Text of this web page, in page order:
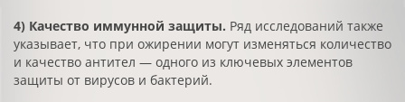
4) Качество иммунной защиты. Ряд исследований также
указывает, что при ожирении могут изменяться количество
и качество антител — одного из ключевых элементов
защиты от вирусов и бактерий.